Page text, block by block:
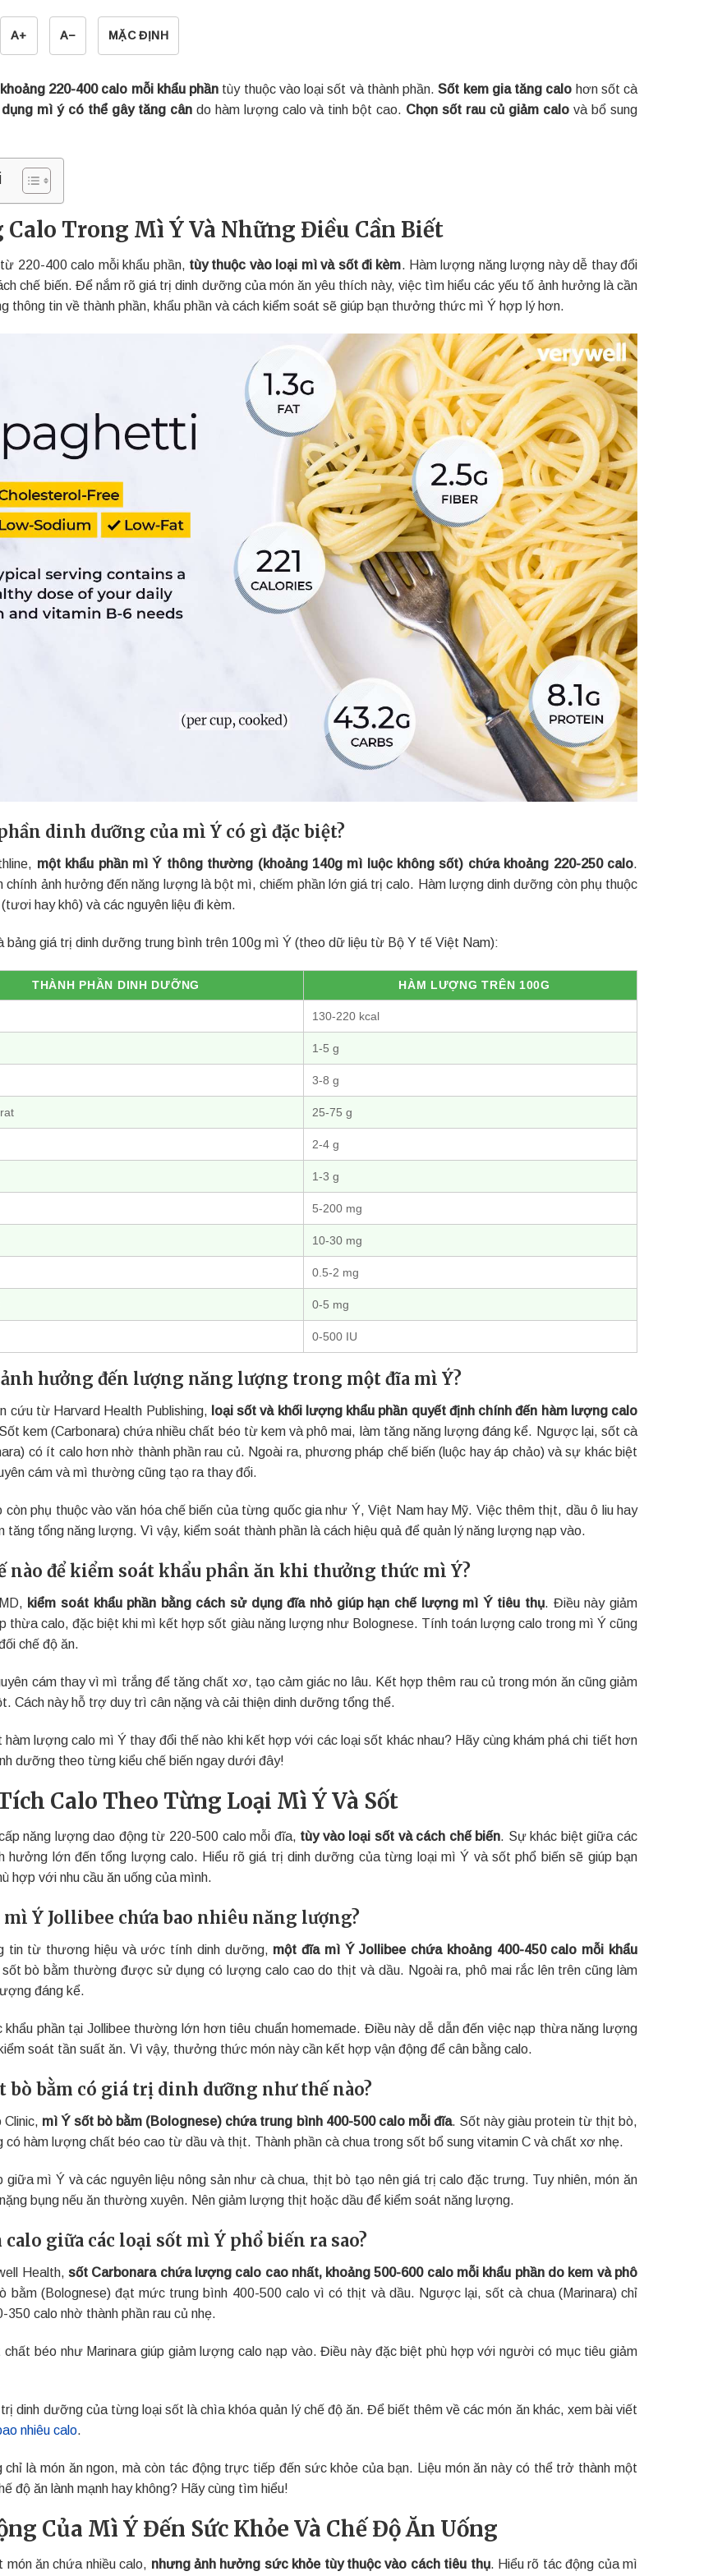
A+ A− MẶC ĐỊNH
220-400 calo mỗi khẩu phần tùy thuộc vào loại sốt và thành phần.Sốt kem gia tăng calo hơn sốt cà
dụng mì ý có thể gây tăng cândo hàm lượng calo và tinh bột cao. Chọn sốt rau củ giảm calo và bổ sung
Calo Trong Mì Ý Và Những Điều Cần Biết
220-400 calo mỗi khẩu phần, tùy thuộc vào loại mì và sốt đi kèm. Hàm lượng năng lượng này dễ thay đổi
chế biến. Để nắm rõ giá trị dinh dưỡng của món ăn yêu thích này, việc tìm hiểu các yếu tố ảnh hưởng là cần
thông tin về thành phần, khẩu phần và cách kiểm soát sẽ giúp bạn thưởng thức mì Ý hợp lý hơn.
dinh dưỡng của mì Ý có gì đặc biệt?
một khẩu phần mì Ý thông thường (khoảng 140g mì luộc không sốt) chứa khoảng 220-250 calo.
chính ảnh hưởng đến năng lượng là bột mì, chiếm phần lớn giá trị calo. Hàm lượng dinh dưỡng còn phụ thuộc
hay khô) và các nguyên liệu đi kèm.
bảng giá trị dinh dưỡng trung bình trên 100g mì Ý (theo dữ liệu từ Bộ Y tế Việt Nam):
THÀNH PHẦN DINH DƯỠNG HÀM LƯỢNG TRÊN 100G
130-220 kcal
1-5 g
3-8 g
25-75 g
2-4 g
1-3 g
5-200 mg
10-30 mg
0.5-2 mg
0-5 mg
0-500 IU
hưởng đến lượng năng lượng trong một đĩa mì Ý?
cứu từ Harvard Health Publishing, loại sốt và khối lượng khẩu phần quyết định chính đến hàm lượng calo
kem (Carbonara) chứa nhiều chất béo từ kem và phô mai, làm tăng năng lượng đáng kể. Ngược lại, sốt cà
có ít calo hơn nhờ thành phần rau củ. Ngoài ra, phương pháp chế biến (luộc hay áp chảo) và sự khác biệt
cám và mì thường cũng tạo ra thay đổi.
còn phụ thuộc vào văn hóa chế biến của từng quốc gia như Ý, Việt Nam hay Mỹ. Việc thêm thịt, dầu ô liu hay
tăng tổng năng lượng. Vì vậy, kiểm soát thành phần là cách hiệu quả để quản lý năng lượng nạp vào.
nào để kiểm soát khẩu phần ăn khi thưởng thức mì Ý?
kiểm soát khẩu phần bằng cách sử dụng đĩa nhỏ giúp hạn chế lượng mì Ý tiêu thụ. Điều này giảm
thừa calo, đặc biệt khi mì kết hợp sốt giàu năng lượng như Bolognese. Tính toán lượng calo trong mì Ý cũng
chế độ ăn.
cám thay vì mì trắng để tăng chất xơ, tạo cảm giác no lâu. Kết hợp thêm rau củ trong món ăn cũng giảm
Cách này hỗ trợ duy trì cân nặng và cải thiện dinh dưỡng tổng thể.
hàm lượng calo mì Ý thay đổi thế nào khi kết hợp với các loại sốt khác nhau? Hãy cùng khám phá chi tiết hơn
dưỡng theo từng kiểu chế biến ngay dưới đây!
Calo Theo Từng Loại Mì Ý Và Sốt
năng lượng dao động từ 220-500 calo mỗi đĩa, tùy vào loại sốt và cách chế biến. Sự khác biệt giữa các
hưởng lớn đến tổng lượng calo. Hiểu rõ giá trị dinh dưỡng của từng loại mì Ý và sốt phổ biến sẽ giúp bạn
hợp với nhu cầu ăn uống của mình.
Ý Jollibee chứa bao nhiêu năng lượng?
tin từ thương hiệu và ước tính dinh dưỡng, một đĩa mì Ý Jollibee chứa khoảng 400-450 calo mỗi khẩu
sốt bò bằm thường được sử dụng có lượng calo cao do thịt và dầu. Ngoài ra, phô mai rắc lên trên cũng làm
đáng kể.
phần tại Jollibee thường lớn hơn tiêu chuẩn homemade. Điều này dễ dẫn đến việc nạp thừa năng lượng
soát tần suất ăn. Vì vậy, thưởng thức món này cần kết hợp vận động để cân bằng calo.
bò bằm có giá trị dinh dưỡng như thế nào?
Clinic, mì Ý sốt bò bằm (Bolognese) chứa trung bình 400-500 calo mỗi đĩa. Sốt này giàu protein từ thịt bò,
có hàm lượng chất béo cao từ dầu và thịt. Thành phần cà chua trong sốt bổ sung vitamin C và chất xơ nhẹ.
mì Ý và các nguyên liệu nông sản như cà chua, thịt bò tạo nên giá trị calo đặc trưng. Tuy nhiên, món ăn
bụng nếu ăn thường xuyên. Nên giảm lượng thịt hoặc dầu để kiểm soát năng lượng.
calo giữa các loại sốt mì Ý phổ biến ra sao?
Health, sốt Carbonara chứa lượng calo cao nhất, khoảng 500-600 calo mỗi khẩu phần do kem và phô
bằm (Bolognese) đạt mức trung bình 400-500 calo vì có thịt và dầu. Ngược lại, sốt cà chua (Marinara) chỉ
350 calo nhờ thành phần rau củ nhẹ.
béo như Marinara giúp giảm lượng calo nạp vào. Điều này đặc biệt phù hợp với người có mục tiêu giảm
dinh dưỡng của từng loại sốt là chìa khóa quản lý chế độ ăn. Để biết thêm về các món ăn khác, xem bài viết
nhiêu calo.
chỉ là món ăn ngon, mà còn tác động trực tiếp đến sức khỏe của bạn. Liệu món ăn này có thể trở thành một
độ ăn lành mạnh hay không? Hãy cùng tìm hiểu!
Của Mì Ý Đến Sức Khỏe Và Chế Độ Ăn Uống
món ăn chứa nhiều calo, nhưng ảnh hưởng sức khỏe tùy thuộc vào cách tiêu thụ. Hiểu rõ tác động của mì